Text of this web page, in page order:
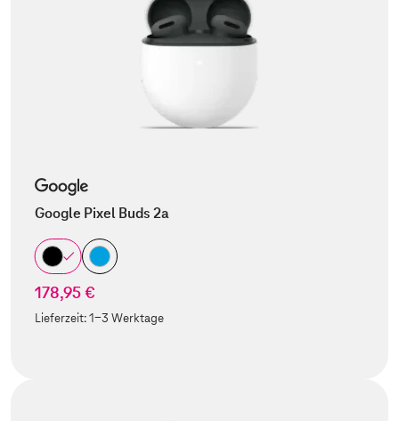
Google Pixel Buds 2a
178,95 €
Lieferzeit:1-3 Werktage